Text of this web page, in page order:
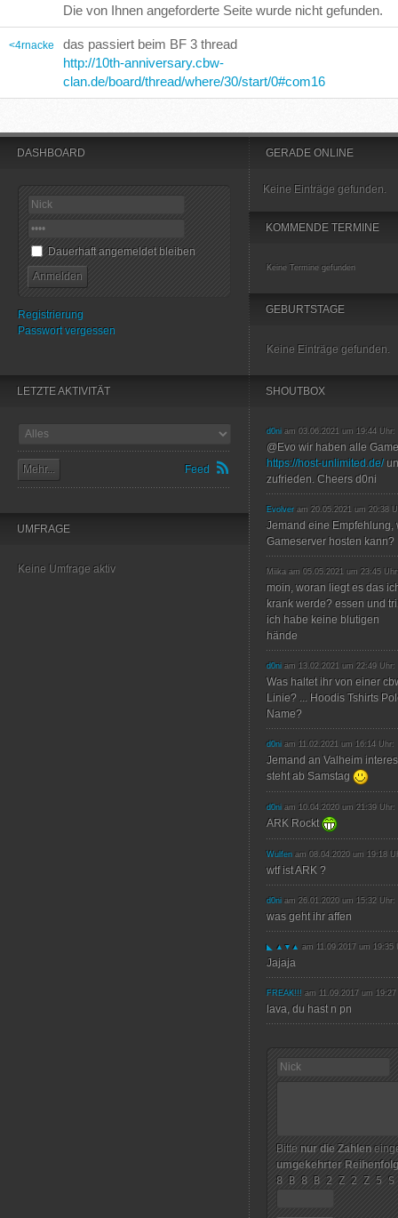
Die von Ihnen angeforderte Seite wurde nicht gefunden.
<4rnacke
das passiert beim BF 3 thread
http://10th-anniversary.cbw-
clan.de/board/thread/where/30/start/0#com16
DASHBOARD
Dauerhaft angemeldet bleiben
Registrierung
Passwort vergessen
GERADE ONLINE
Keine Einträge gefunden.
KOMMENDE TERMINE
Keine Termine gefunden
GEBURTSTAGE
Keine Einträge gefunden.
SHOUTBOX
d0ni am 03.06.2021 um 19:44 Uhr:
@Evo wir haben alle
https://host-unlimited.de/
zufrieden. Cheers d0ni
Evolver am 20.05.2021 um 20:38
Jemand eine Empfehlung,
Gameserver hosten kann?
Miika am 05.05.2021 um 23:45
moin, woran liegt es das
krank werde? essen und
ich habe keine blutigen
hände
d0ni am 13.02.2021 um 22:49 Uhr:
Was haltet ihr von einer
Linie? ... Hoodis Tshirts
Name?
d0ni am 11.02.2021 um 16:14 Uhr:
Jemand an Valheim
steht ab Samstag
d0ni am 10.04.2020 um 21:39 Uhr:
ARK Rockt
Wulfen am 08.04.2020 um 19:18
wtf ist ARK ?
d0ni am 26.01.2020 um 15:32 Uhr:
was geht ihr affen
◣ ▲▼▲ am 11.09.2017 um 19:35
Jajaja
FREAK!!! am 11.09.2017 um
lava, du hast n pn
Bitte nur die Zahlen
umgekehrter
8 B 8 B 2 Z 2 Z 5 S
LETZTE AKTIVITÄT
Mehr... Feed
UMFRAGE
Keine Umfrage aktiv